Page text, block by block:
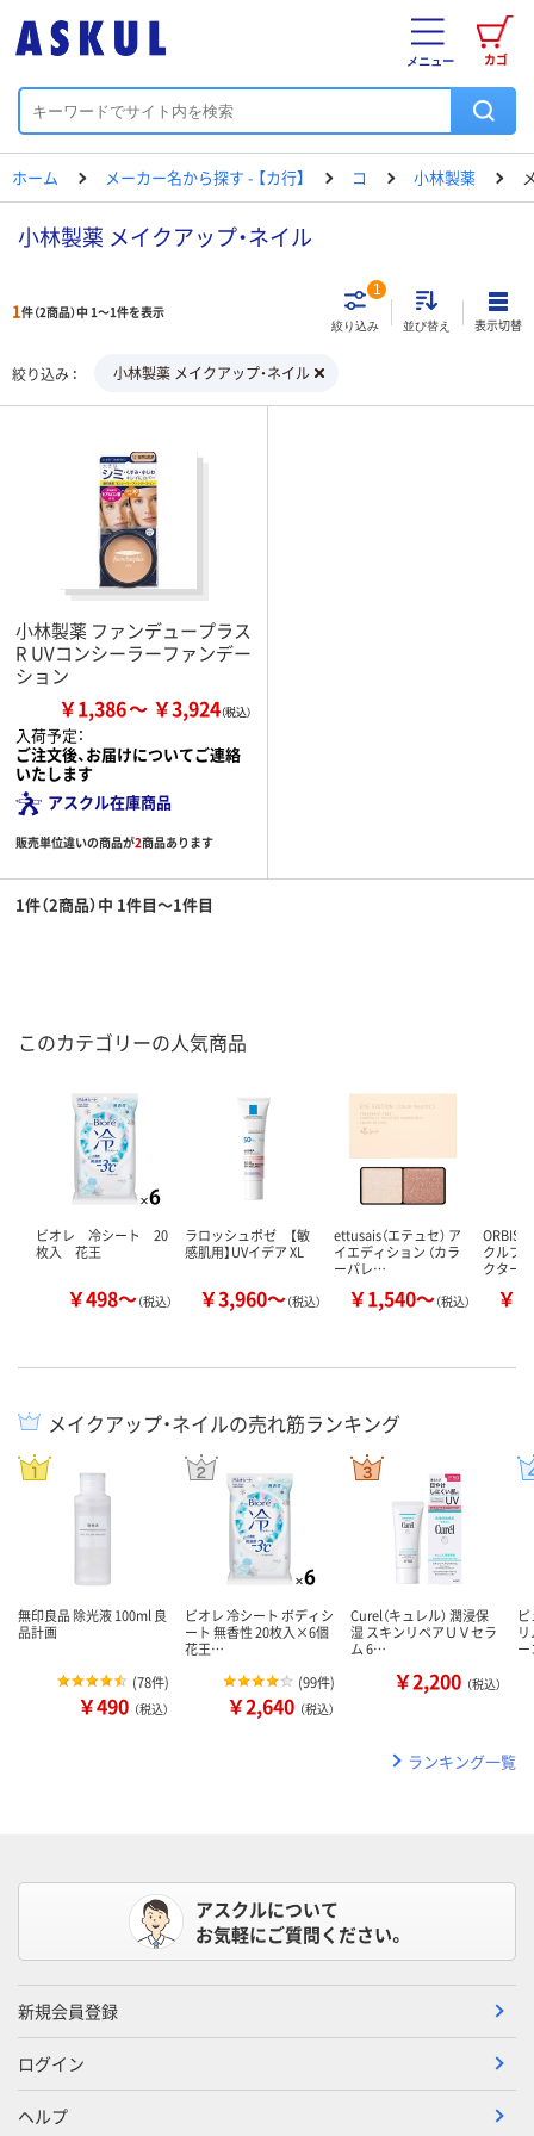
カゴ
メニュー
ホーム メーカー名から探す - 【カ行】 コ 小林製薬
小林製薬 メイクアップ・ネイル
1件（2商品）中 1～1件を表示
絞り込み
1
並び替え 表示切替
絞り込み 小林製薬 メイクアップ・ネイル
小林製薬 ファンデュープラス
R UVコンシーラーファンデー
ション
￥1,386 ￥3,924
入荷予定：
ご注文後、お届けについてご連絡
いたします
アスクル在庫商品
販売単位違いの商品が2商品あります
1件（2商品）中 1件目～1件目
このカテゴリーの人気商品
ビオレ 冷シート 20
枚入 花王
￥498～（税込）
ラロッシュポゼ 【敏
感肌用】UVイデア XL
￥3,960～（税込）
ettusais（エテュセ） ア
イエディション （カラ
ーパレ…
￥1,540～（税込）
ORBIS（
クルブ
クター
￥
メイクアップ・ネイルの売れ筋ランキング
無印良品 除光液 100ml 良
品計画
(78件)
￥490 （税込）
ビオレ 冷シート ボディシ
ート 無香性 20枚入×6個
花王…
(99件)
￥2,640 （税込）
Curel（キュレル） 潤浸保
湿 スキンリペアＵＶセラ
ム 6…
￥2,200 （税込）
ランキング一覧
アスクルについて
お気軽にご質問ください。
新規会員登録
ログイン
ヘルプ